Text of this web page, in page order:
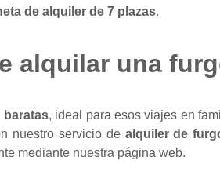
de alquiler de 7 plazas.
alquilar una
baratas, ideal para esos viajes en
nuestro servicio de alquiler de
mediante nuestra página web.